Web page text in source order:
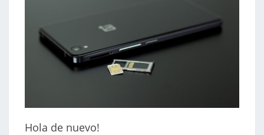
Hola de nuevo!